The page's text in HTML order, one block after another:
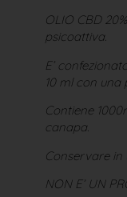
OLIO CBD
psicoattiva.
E’
10 ml con
Contiene
canapa.
Conservare in
NON E’ UN